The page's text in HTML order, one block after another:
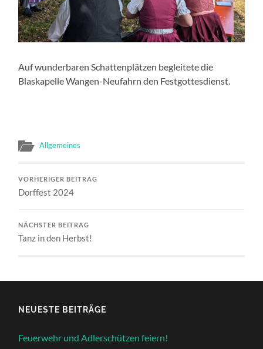
Auf wunderbaren Schattenplätzen begleitete die
Blaskapelle Wangen-Neufahrn den Festgottesdienst.
Allgemeines
VORHERIGER BEITRAG
Dorffest 2024
NÄCHSTER BEITRAG
Tanz in den Herbst!
NEUESTE BEITRÄGE
Feuerwehr und Adlerschützen feiern!